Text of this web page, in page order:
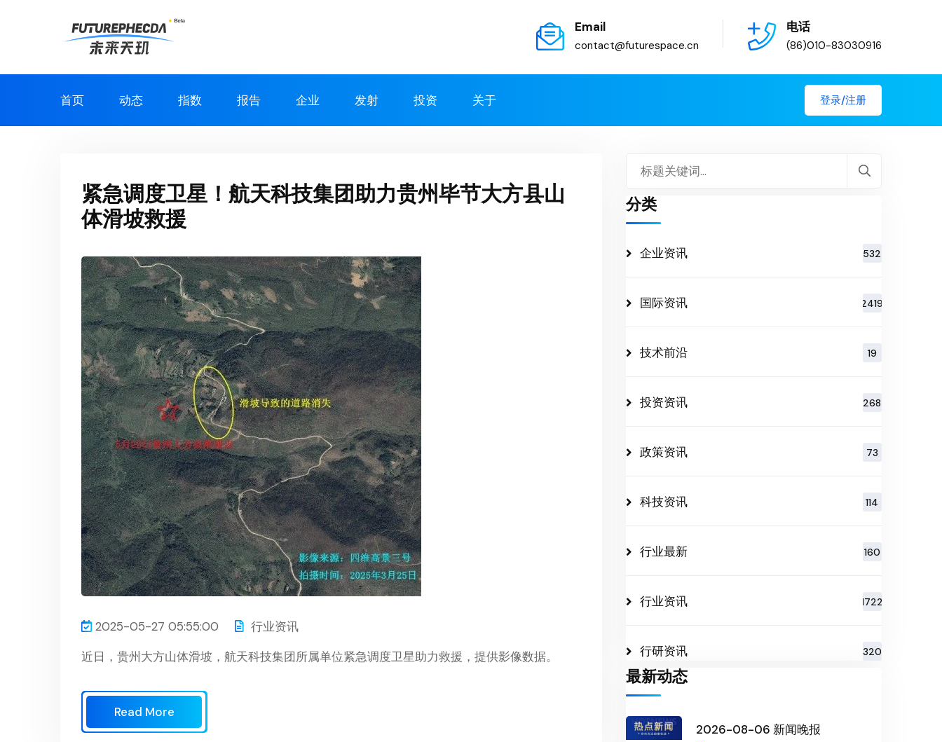
Email
contact@futurespace.cn
电话
(86)010-83030916
首页 动态 指数 报告 企业 发射 投资 关于 登录/注册
紧急调度卫星！航天科技集团助力贵州毕节大方县山
体滑坡救援
2025-05-27 05:55:00
行业资讯
近日，贵州大方山体滑坡，航天科技集团所属单位紧急调度卫星助力救援，提供影像数据。
Read More
分类
企业资讯 532
国际资讯 2419
技术前沿 19
投资资讯 268
政策资讯 73
科技资讯 114
行业最新 160
行业资讯 1722
行研资讯 320
最新动态
2026-08-06 新闻晚报